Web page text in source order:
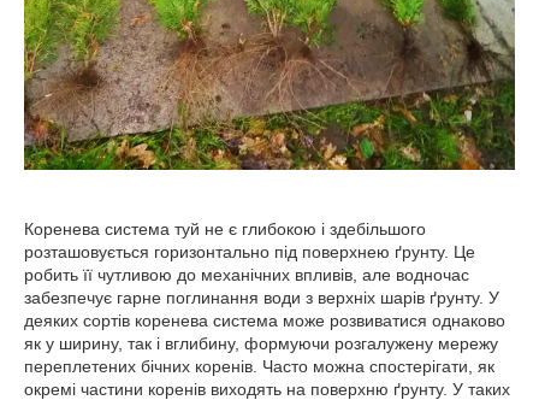
Коренева система туй не є глибокою і здебільшого
розташовується горизонтально під поверхнею ґрунту. Це
робить її чутливою до механічних впливів, але водночас
забезпечує гарне поглинання води з верхніх шарів ґрунту. У
деяких сортів коренева система може розвиватися однаково
як у ширину, так і вглибину, формуючи розгалужену мережу
переплетених бічних коренів. Часто можна спостерігати, як
окремі частини коренів виходять на поверхню ґрунту. У таких